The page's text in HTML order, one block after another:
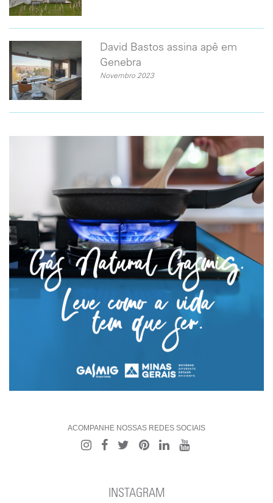
David Bastos assina apê em
Genebra
Novembro 2023
ACOMPANHE NOSSAS REDES SOCIAIS
INSTAGRAM